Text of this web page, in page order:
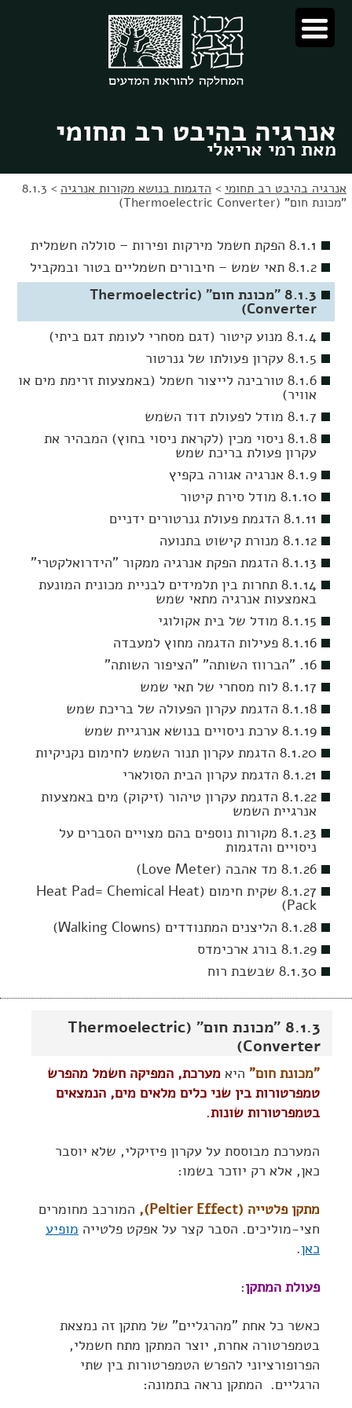
לתוכן
לניווט
אנרגיה בהיבט רב תחומי
מאת רמי אריאלי
אנרגיה בהיבט רב תחומי > הדגמות בנושא מקורות אנרגיה >
8.1.3
"מכונת חום" (Thermoelectric Converter)
8.1.3 "מכונת חום" (Thermoelectric
Converter)
"מכונת חום" היא מערכת, המפיקה חשמל מהפרש
טמפרטורות בין שני כלים מלאים מים, הנמצאים
בטמפרטורות שונות.
המערכת מבוססת על עקרון פיזיקלי, שלא יוסבר
כאן, אלא רק יוזכר בשמו:
מתקן פלטייה (Peltier Effect),
המורכב מחומרים
חצי-מוליכים. הסבר קצר על אפקט פלטייה מופיע
כאן.
פעולת המתקן:
כאשר כל אחת "מהרגליים" של מתקן זה נמצאת
בטמפרטורה אחרת, יוצר המתקן מתח חשמלי,
הפרופורציוני להפרש הטמפרטורות בין שתי
הרגליים. המתקן נראה בתמונה:
8.1.1 הפקת חשמל מירקות ופירות – סוללה חשמלית
8.1.2 תאי שמש – חיבורים חשמליים בטור ובמקביל
8.1.3 "מכונת חום" (Thermoelectric
Converter)
8.1.4 מנוע קיטור (דגם מסחרי לעומת דגם ביתי)
8.1.5 עקרון פעולתו של גנרטור
8.1.6 טורבינה לייצור חשמל (באמצעות זרימת מים או
אוויר)
8.1.7 מודל לפעולת דוד השמש
8.1.8 ניסוי מכין (לקראת ניסוי בחוץ) המבהיר את
עקרון פעולת בריכת שמש
8.1.9 אנרגיה אגורה בקפיץ
8.1.10 מודל סירת קיטור
8.1.11 הדגמת פעולת גנרטורים ידניים
8.1.12 מנורת קישוט בתנועה
8.1.13 הדגמת הפקת אנרגיה ממקור "הידרואלקטרי"
8.1.14 תחרות בין תלמידים לבניית מכונית המונעת
באמצעות אנרגיה מתאי שמש
8.1.15 מודל של בית אקולוגי
8.1.16 פעילות הדגמה מחוץ למעבדה
16. "הברווז השותה" "הציפור השותה"
8.1.17 לוח מסחרי של תאי שמש
8.1.18 הדגמת עקרון הפעולה של בריכת שמש
8.1.19 ערכת ניסויים בנושא אנרגיית שמש
8.1.20 הדגמת עקרון תנור השמש לחימום נקניקיות
8.1.21 הדגמת עקרון הבית הסולארי
8.1.22 הדגמת עקרון טיהור (זיקוק) מים באמצעות
אנרגיית השמש
8.1.23 מקורות נוספים בהם מצויים הסברים על
ניסויים והדגמות
8.1.26 מד אהבה (Love Meter)
8.1.27 שקית חימום (Heat Pad= Chemical Heat
Pack)
8.1.28 הליצנים המתנודדים (Walking Clowns)
8.1.29 בורג ארכימדס
8.1.30 שבשבת רוח